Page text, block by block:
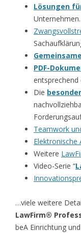
Lösungen
Unternehmen.
PDF-
Die
Teamwork
Elektronische
Weitere
Video-Serie “
…viele weitere
LawFirm®
beA Einrichtung